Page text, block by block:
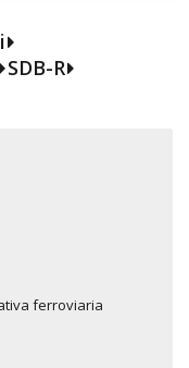
SDB-R
ferroviaria